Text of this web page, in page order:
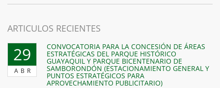
ARTICULOS RECIENTES
29
ABR
CONVOCATORIA PARA LA CONCESIÓN DE ÁREAS
ESTRATÉGICAS DEL PARQUE HISTÓRICO
GUAYAQUIL Y PARQUE BICENTENARIO DE
SAMBORONDÓN (ESTACIONAMIENTO GENERAL Y
PUNTOS ESTRATÉGICOS PARA
APROVECHAMIENTO PUBLICITARIO)